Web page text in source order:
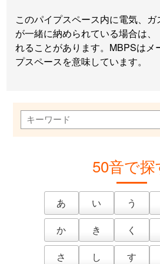
このパイプスペース内に電気、
が一緒に納められている場合は、
れることがあります。MBPSはメ
プスペースを意味しています。
50音で探
あ い う
か
き く
さ
し す